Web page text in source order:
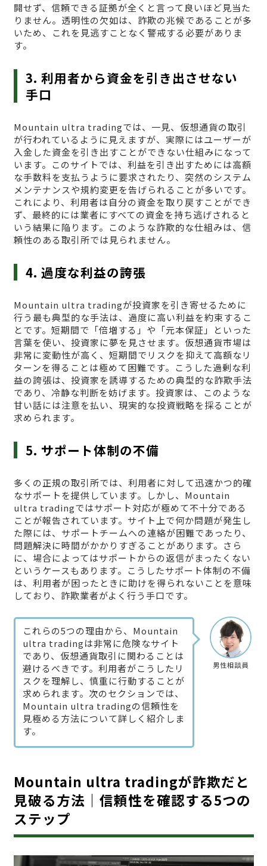
開せず、信頼できる証拠が全くと言って良いほど見当た
りません。透明性の欠如は、詐欺の兆候であることが多
いため、これを見逃すことなく警戒する必要がありま
す。
3. 利用者から資金を引き出させない
手口
Mountain ultra tradingでは、一見、仮想通貨の取引
が行われているように見えますが、実際にはユーザーが
入金した資金を引き出すことができない仕組みになって
います。このサイトでは、利益を引き出すためには高額
な手数料を支払うように要求されたり、突然のシステム
メンテナンスや規約変更を告げられることが多いです。
これにより、利用者は自分の資金を取り戻すことができ
ず、最終的には業者にすべての資金を持ち逃げされると
いう結果に陥ります。このような詐欺的な仕組みは、信
頼性のある取引所では見られません。
4. 過度な利益の誇張
Mountain ultra tradingが投資家を引き寄せるために
行う最も典型的な手法は、過度に高い利益を約束するこ
とです。短期間で「倍増する」や「元本保証」といった
言葉を使い、投資家に夢を見させます。仮想通貨市場は
非常に変動性が高く、短期間でリスクを抑えて高額なリ
ターンを得ることは極めて困難です。こうした過剰な利
益の誇張は、投資家を誘導するための典型的な詐欺手法
であり、冷静な判断を妨げます。投資家は、このような
甘い話には注意を払い、現実的な投資戦略を採ることが
求められます。
5. サポート体制の不備
多くの正規の取引所では、利用者に対して迅速かつ的確
なサポートを提供しています。しかし、Mountain
ultra tradingではサポート対応が極めて不十分である
ことが報告されています。サイト上で何か問題が発生し
た際には、サポートチームへの連絡が困難であったり、
問題解決に時間がかかりすぎることがあります。さら
に、場合によってはサポートからの返信がまったくない
というケースもあります。こうしたサポート体制の不備
は、利用者が困ったときに助けを得られないことを意味
しており、詐欺業者がよく行う手口です。
男性相談員
これらの5つの理由から、Mountain
ultra tradingは非常に危険なサイト
であり、仮想通貨取引に関わることは
避けるべきです。利用者がこうしたリ
スクを理解し、慎重に行動することが
求められます。次のセクションでは、
Mountain ultra tradingの信頼性を
見極める方法について詳しく紹介しま
す。
Mountain ultra tradingが詐欺だと
見破る方法｜信頼性を確認する5つの
ステップ